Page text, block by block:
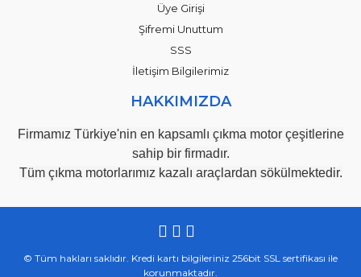
Üye Girişi
Şifremi Unuttum
SSS
İletişim Bilgilerimiz
HAKKIMIZDA
Firmamız Türkiye'nin en kapsamlı çıkma motor çeşitlerine
sahip bir firmadır.
Tüm çıkma motorlarımız kazalı araçlardan sökülmektedir.
© Tüm hakları saklıdır. Kredi kartı bilgileriniz 256bit SSL sertifikası ile
korunmaktadır.